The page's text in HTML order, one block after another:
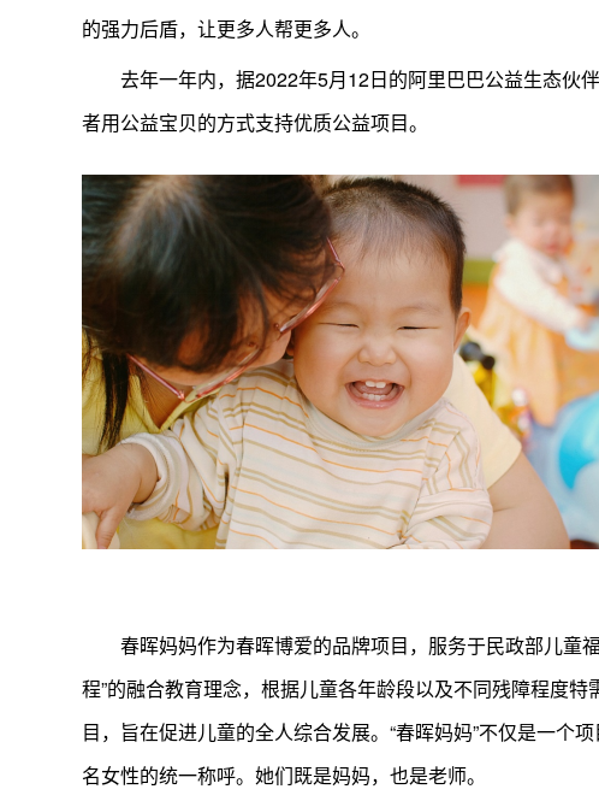
的强力后盾，让更多人帮更多人。
去年一年内，据2022年5月12日的阿里巴巴公益生态伙
者用公益宝贝的方式支持优质公益项目。
春晖妈妈作为春晖博爱的品牌项目，服务于民政部儿童
程”的融合教育理念，根据儿童各年龄段以及不同残障程度
目，旨在促进儿童的全人综合发展。“春晖妈妈”不仅是一个
名女性的统一称呼。她们既是妈妈，也是老师。